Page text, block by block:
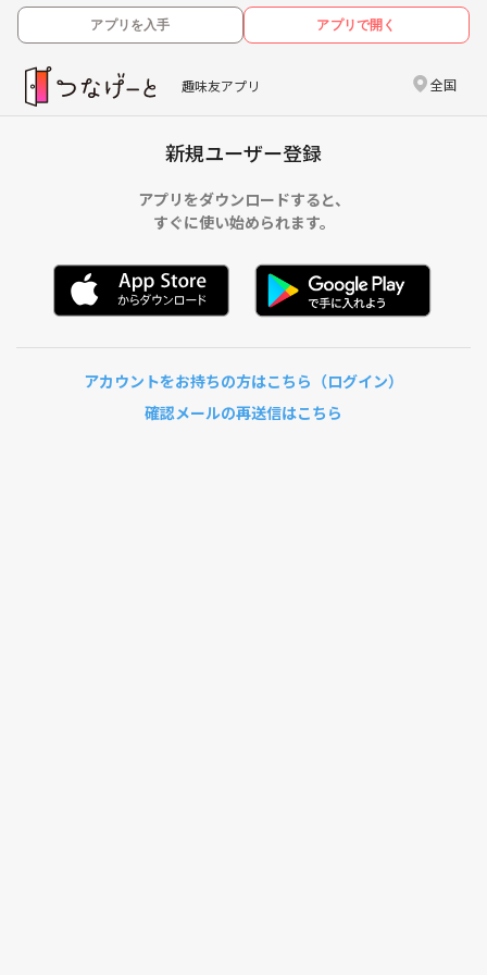
アプリを入手 アプリで開く
趣味友アプリ 全国
新規ユーザー登録
アプリをダウンロードすると、
すぐに使い始められます。
アカウントをお持ちの方はこちら（ログイン）
確認メールの再送信はこちら